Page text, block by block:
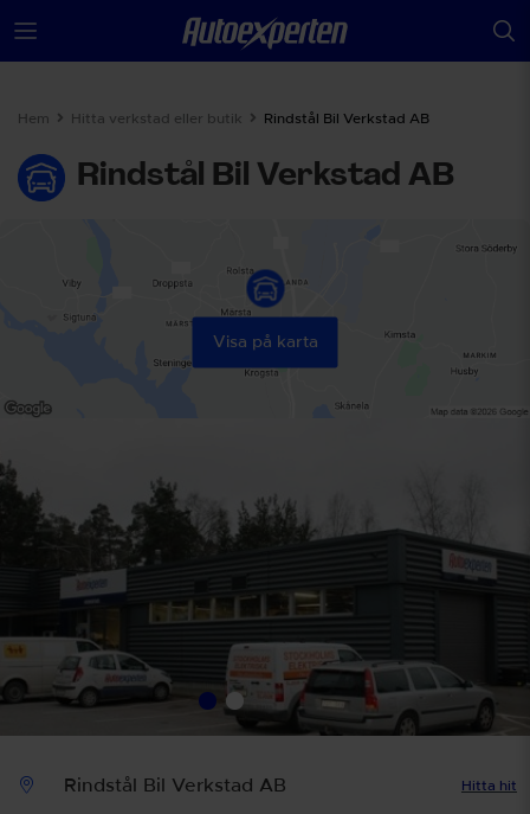
Hem Hitta verkstad eller butik Rindstål Bil Verkstad AB
Rindstål Bil Verkstad AB
Visa på karta
Rindstål Bil Verkstad AB Hitta hit